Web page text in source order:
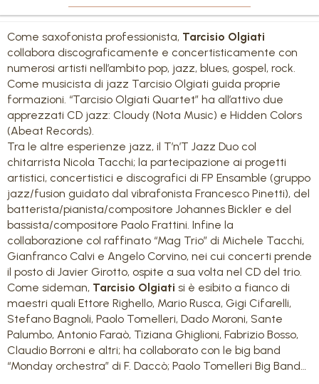
Come saxofonista professionista, Tarcisio Olgiati
collabora discograficamente e concertisticamente con
numerosi artisti nell’ambito pop, jazz, blues, gospel, rock.
Come musicista di jazz Tarcisio Olgiati guida proprie
formazioni. “Tarcisio Olgiati Quartet” ha all’attivo due
apprezzati CD jazz: Cloudy (Nota Music) e Hidden Colors
(Abeat Records).
Tra le altre esperienze jazz, il T’n’T Jazz Duo col
chitarrista Nicola Tacchi; la partecipazione ai progetti
artistici, concertistici e discografici di FP Ensamble (gruppo
jazz/fusion guidato dal vibrafonista Francesco Pinetti), del
batterista/pianista/compositore Johannes Bickler e del
bassista/compositore Paolo Frattini. Infine la
collaborazione col raffinato “Mag Trio” di Michele Tacchi,
Gianfranco Calvi e Angelo Corvino, nei cui concerti prende
il posto di Javier Girotto, ospite a sua volta nel CD del trio.
Come sideman, Tarcisio Olgiati si è esibito a fianco di
maestri quali Ettore Righello, Mario Rusca, Gigi Cifarelli,
Stefano Bagnoli, Paolo Tomelleri, Dado Moroni, Sante
Palumbo, Antonio Faraò, Tiziana Ghiglioni, Fabrizio Bosso,
Claudio Borroni e altri; ha collaborato con le big band
“Monday orchestra” di F. Daccò; Paolo Tomelleri Big Band…